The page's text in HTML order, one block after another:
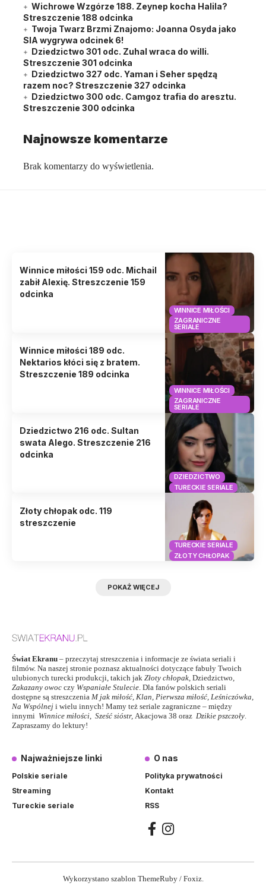
Wichrowe Wzgórze 188. Zeynep kocha Halila?
Streszczenie 188 odcinka
Twoja Twarz Brzmi Znajomo: Joanna Osyda jako
SIA wygrywa odcinek 6!
Dziedzictwo 301 odc. Zuhal wraca do willi.
Streszczenie 301 odcinka
Dziedzictwo 327 odc. Yaman i Seher spędzą
razem noc? Streszczenie 327 odcinka
Dziedzictwo 300 odc. Camgoz trafia do aresztu.
Streszczenie 300 odcinka
Najnowsze komentarze
Brak komentarzy do wyświetlenia.
WINNICE MIŁOŚCI
ZAGRANICZNE
SERIALE
Winnice miłości 159 odc. Michail
zabił Alexię. Streszczenie 159
odcinka
WINNICE MIŁOŚCI
ZAGRANICZNE
SERIALE
Winnice miłości 189 odc.
Nektarios kłóci się z bratem.
Streszczenie 189 odcinka
DZIEDZICTWO
TURECKIE SERIALE
Dziedzictwo 216 odc. Sultan
swata Alego. Streszczenie 216
odcinka
TURECKIE SERIALE
ZŁOTY CHŁOPAK
Złoty chłopak odc. 119
streszczenie
POKAŻ WIĘCEJ
Świat Ekranu – przeczytaj streszczenia i informacje ze świata seriali i
filmów. Na naszej stronie poznasz aktualności dotyczące fabuły Twoich
ulubionych turecki produkcji, takich jak Złoty chłopak, Dziedzictwo,
Zakazany owoc czy Wspaniałe Stulecie. Dla fanów polskich seriali
dostępne są streszczenia M jak miłość, Klan, Pierwsza miłość, Leśniczówka,
Na Wspólnej i wielu innych! Mamy też seriale zagraniczne – między
innymi Winnice miłości, Sześć sióstr, Akacjowa 38 oraz Dzikie pszczoły.
Zapraszamy do lektury!
Najważniejsze linki
Polskie seriale
Streaming
Tureckie seriale
O nas
Polityka prywatności
Kontakt
RSS
Wykorzystano szablon ThemeRuby / Foxiz.